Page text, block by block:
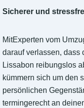
Sicherer und
MitExperten vom
darauf verlassen, dass
Lissabon reibungslos
kümmern sich um den
persönlichen
termingerecht an